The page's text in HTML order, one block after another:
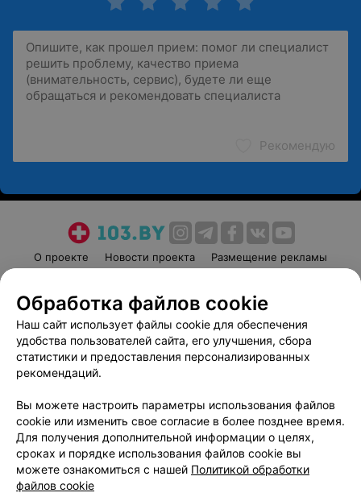
Рекомендую
О проекте Новости проекта
Размещение рекламы
Пользовательское соглашение
Способы оплаты
Вакансии
Партнеры
Написать руководителю 103.by
Обработка персональных данных
Обработка файлов cookie
Наш сайт использует файлы cookie для обеспечения
удобства пользователей сайта, его улучшения, сбора
статистики и предоставления персонализированных
рекомендаций.
Вы можете настроить параметры использования файлов
cookie или изменить свое согласие в более позднее время.
Для получения дополнительной информации о целях,
сроках и порядке использования файлов cookie вы
можете ознакомиться с нашей Политикой обработки
файлов cookie